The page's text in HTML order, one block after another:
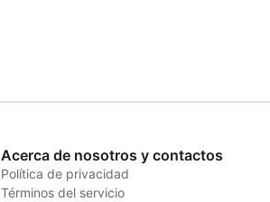
Acerca de nosotros y contactos
Política de privacidad
Términos del servicio